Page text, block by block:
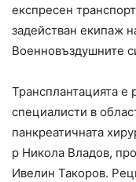
експресен
задействан екипаж
Военновъздушните
Трансплантацията
специалисти в
панкреатичната
р Никола Владов,
Ивелин Такоров.